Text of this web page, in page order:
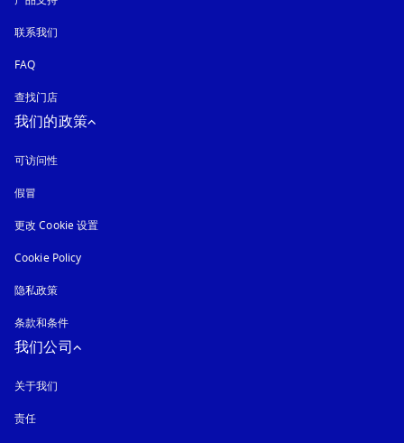
联系我们
FAQ
查找门店
我们的政策
可访问性
假冒
更改 Cookie 设置
Cookie Policy
隐私政策
条款和条件
我们公司
关于我们
责任